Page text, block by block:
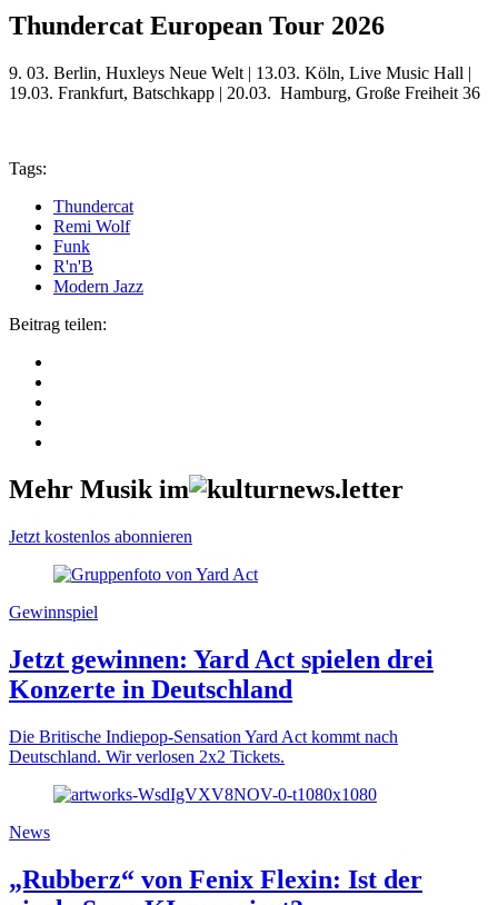
Thundercat European Tour 2026
9. 03. Berlin, Huxleys Neue Welt | 13.03. Köln, Live Music Hall |
19.03. Frankfurt, Batschkapp | 20.03. Hamburg, Große Freiheit 36
Tags:
Thundercat
Remi Wolf
Funk
R'n'B
Modern Jazz
Beitrag teilen:
Mehr Musik im
Jetzt kostenlos abonnieren
Gewinnspiel
Jetzt gewinnen: Yard Act spielen drei
Konzerte in Deutschland
Die Britische Indiepop-Sensation Yard Act kommt nach
Deutschland. Wir verlosen 2x2 Tickets.
News
„Rubberz“ von Fenix Flexin: Ist der